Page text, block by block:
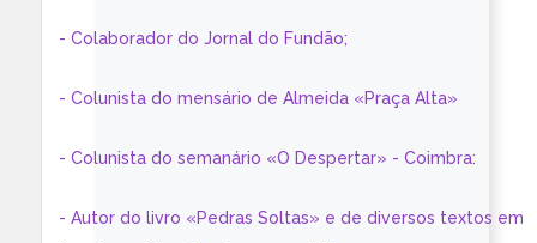
- Colaborador do Jornal do Fundão;
- Colunista do mensário de Almeida «Praça Alta»
- Colunista do semanário «O Despertar» - Coimbra:
- Autor do livro «Pedras Soltas» e de diversos textos em